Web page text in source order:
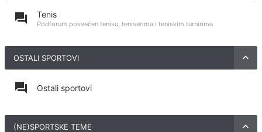
Tenis
Podforum posvećen tenisu, teniserima i teniskim turnirima
OSTALI SPORTOVI
Ostali sportovi
(NE)SPORTSKE TEME